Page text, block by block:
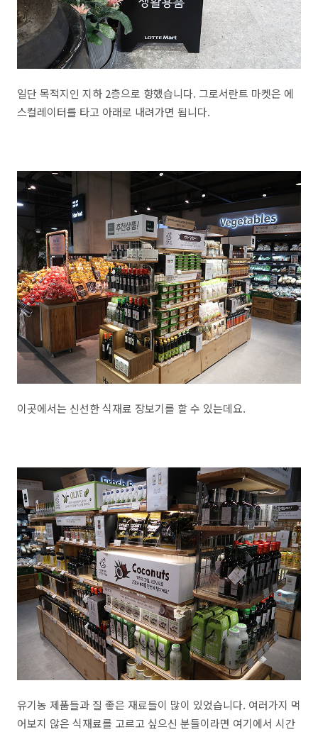
일단 목적지인 지하 2층으로 향했습니다. 그로서란트 마켓은 에
스컬레이터를 타고 아래로 내려가면 됩니다.
이곳에서는 신선한 식재료 장보기를 할 수 있는데요.
유기농 제품들과 질 좋은 재료들이 많이 있었습니다. 여러가지 먹
어보지 않은 식재료를 고르고 싶으신 분들이라면 여기에서 시간